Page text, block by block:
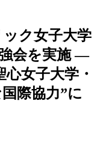
ク女子大学
会を実施 —
女子大学・
際協力”に